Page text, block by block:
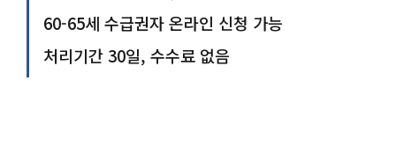
60-65세 수급권자 온라인 신청 가능
처리기간 30일, 수수료 없음